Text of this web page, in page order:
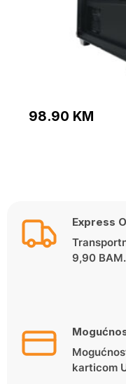
98.90 KM
Express
9,90 BAM.
karticom